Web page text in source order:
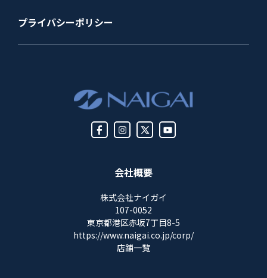
会社概要
株式会社ナイガイ
107-0052
東京都港区赤坂7丁目8-5
https://www.naigai.co.jp/corp/
店舗一覧
プライバシーポリシー